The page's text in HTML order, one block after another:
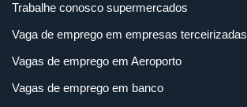
Trabalhe conosco supermercados
Vaga de emprego em empresas terceirizadas
Vagas de emprego em Aeroporto
Vagas de emprego em banco